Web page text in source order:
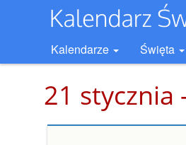
Kalendarze Święta
21